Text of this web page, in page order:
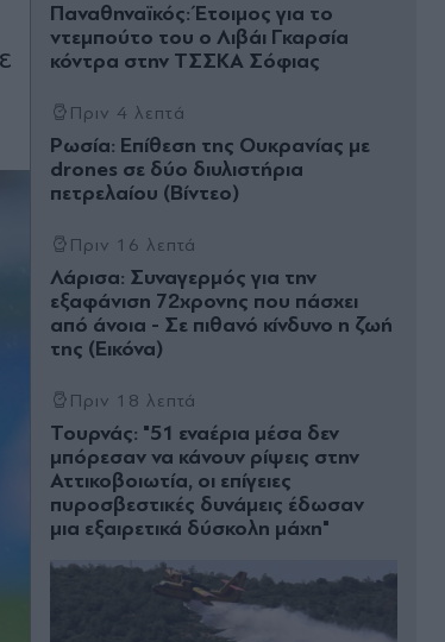
Παναθηναϊκός: Έτοιμος για το
ντεμπούτο του ο Λιβάι Γκαρσία
κόντρα στην ΤΣΣΚΑ Σόφιας
Πριν 4 λεπτά
Ρωσία: Επίθεση της Ουκρανίας με
drones σε δύο διυλιστήρια
πετρελαίου (Βίντεο)
Πριν 16 λεπτά
Λάρισα: Συναγερμός για την
εξαφάνιση 72χρονης που πάσχει
από άνοια - Σε πιθανό κίνδυνο η ζωή
της (Εικόνα)
Πριν 18 λεπτά
Τουρνάς: "51 εναέρια μέσα δεν
μπόρεσαν να κάνουν ρίψεις στην
Αττικοβοιωτία, οι επίγειες
πυροσβεστικές δυνάμεις έδωσαν
μια εξαιρετικά δύσκολη μάχη"